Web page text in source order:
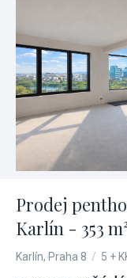
Prodej
Karlín - 353
Karlín, Praha 8 / 5 +